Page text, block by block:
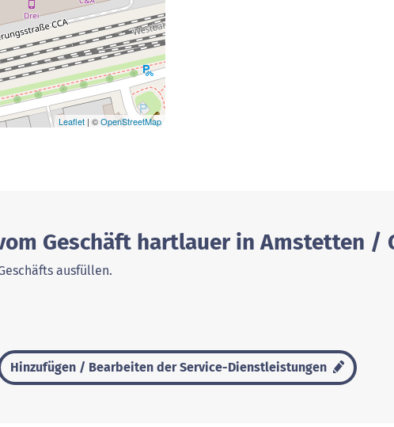
Leaflet | ©OpenStreetMap
Geschäft hartlauer in Amstetten /
ausfüllen.
Hinzufügen / Bearbeiten der Service-Dienstleistungen